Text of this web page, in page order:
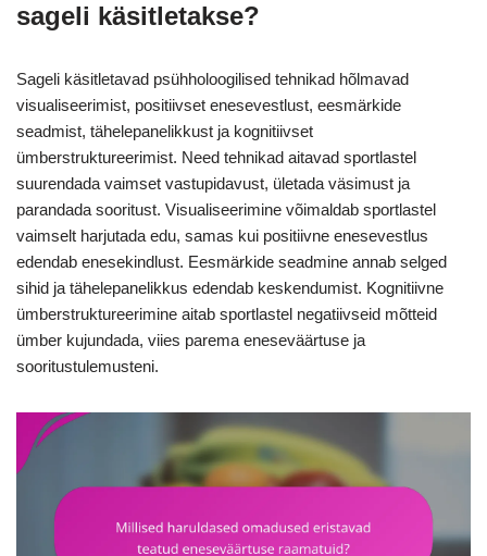
sageli käsitletakse?
Sageli käsitletavad psühholoogilised tehnikad hõlmavad
visualiseerimist, positiivset enesevestlust, eesmärkide
seadmist, tähelepanelikkust ja kognitiivset
ümberstruktureerimist. Need tehnikad aitavad sportlastel
suurendada vaimset vastupidavust, ületada väsimust ja
parandada sooritust. Visualiseerimine võimaldab sportlastel
vaimselt harjutada edu, samas kui positiivne enesevestlus
edendab enesekindlust. Eesmärkide seadmine annab selged
sihid ja tähelepanelikkus edendab keskendumist. Kognitiivne
ümberstruktureerimine aitab sportlastel negatiivseid mõtteid
ümber kujundada, viies parema eneseväärtuse ja
sooritustulemusteni.